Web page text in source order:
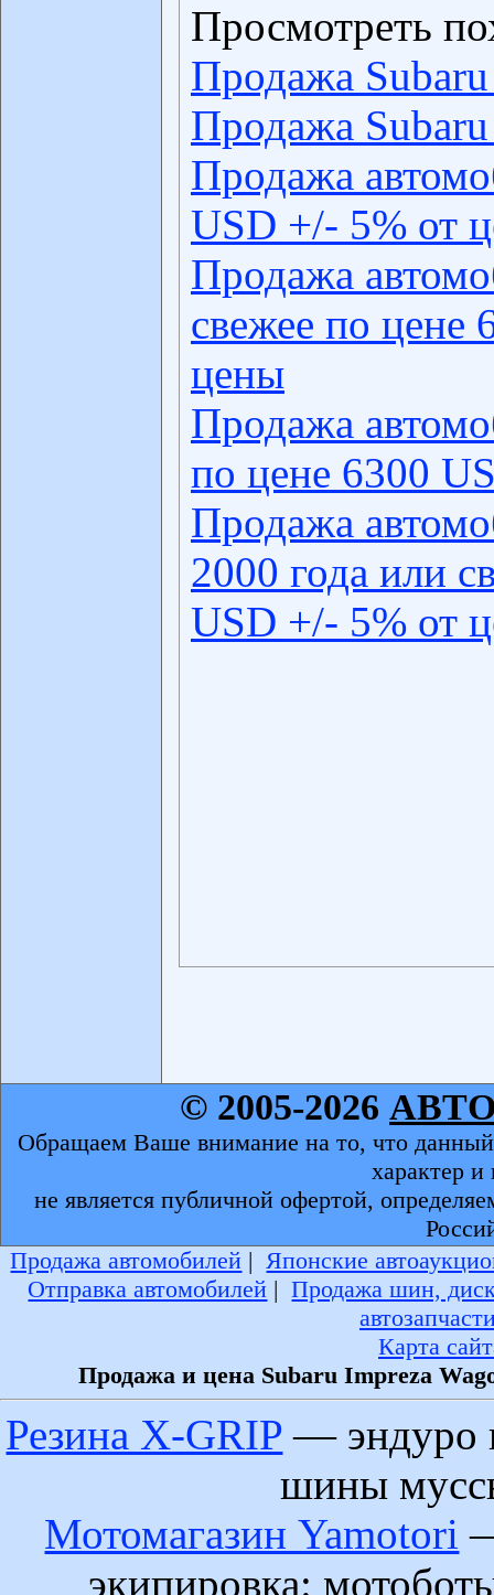
Просмотреть
Продажа
Продажа
Продажа
USD +/- 5% от
Продажа
свежее по цене
цены
Продажа
по цене 6300
Продажа
2000 года или
USD +/- 5% от
© 2005-2026
Обращаем Ваше внимание на то, что
характер
не является публичной офертой,
Продажа автомобилей | Японские
Отправка автомобилей |Продажа шин,
Карта
Продажа и цена Subaru Impreza
Резина X-GRIP — эндуро
шины
Мотомагазин Yamotori
экипировка: